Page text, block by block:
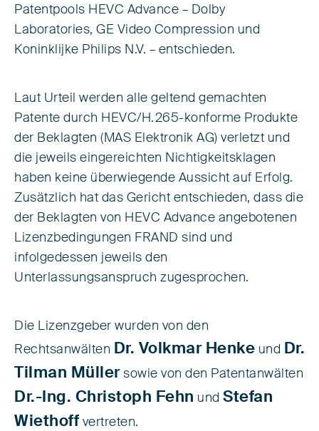
Patentpools HEVC Advance – Dolby
Laboratories, GE Video Compression und
Koninklijke Philips N.V. – entschieden.
Laut Urteil werden alle geltend gemachten
Patente durch HEVC/H.265-konforme Produkte
der Beklagten (MAS Elektronik AG) verletzt und
die jeweils eingereichten Nichtigkeitsklagen
haben keine überwiegende Aussicht auf Erfolg.
Zusätzlich hat das Gericht entschieden, dass die
der Beklagten von HEVC Advance angebotenen
Lizenzbedingungen FRAND sind und
infolgedessen jeweils den
Unterlassungsanspruch zugesprochen.
Die Lizenzgeber wurden von den
Rechtsanwälten Dr. Volkmar Henke und
Dr.
Tilman Müllersowie von den Patentanwälten
Dr.-Ing. Christoph Fehn und Stefan
Wiethoff vertreten.